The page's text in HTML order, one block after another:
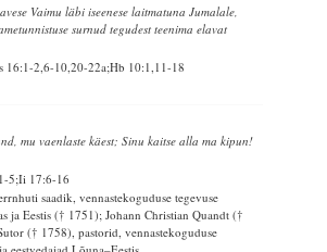
Vaimu läbi iseenese laitmatuna Jumalale,
surnud tegudest teenima elavat
16:1-2,6-10,20-22a;Hb 10:1,11-18
mu vaenlaste käest; Sinu kaitse alla ma kipun!
5;Ii 17:6-16
saadik, vennastekoguduse tegevuse
ja Eestis († 1751); Johann Christian Quandt (†
(† 1758), pastorid, vennastekoguduse